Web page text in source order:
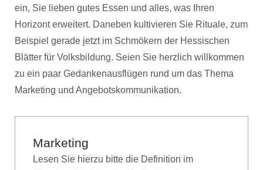
ein, Sie lieben gutes Essen und alles, was Ihren
Horizont erweitert. Daneben kultivieren Sie Rituale, zum
Beispiel gerade jetzt im Schmökern der Hessischen
Blätter für Volksbildung. Seien Sie herzlich willkommen
zu ein paar Gedankenausflügen rund um das Thema
Marketing und Angebotskommunikation.
Marketing
Lesen Sie hierzu bitte die Definition im